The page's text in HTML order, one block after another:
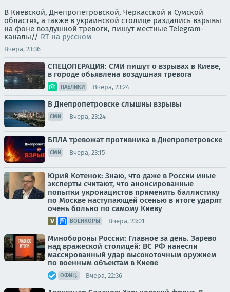
В Киевской, Днепропетровской, Черкасской и Сумской
областях, а также в украинской столице раздались взрывы
на фоне воздушной тревоги, пишут местные Telegram-
каналы// RT на русском
Вчера, 23:36
СПЕЦОПЕРАЦИЯ: СМИ пишут о взрывах в Киеве,
в городе обьявлена воздушная тревога
ПАБЛИКИ Вчера, 23:24
В Днепропетровске слышны взрывы
СМИ Вчера, 23:24
БПЛА тревожат противника в Днепропетровске
СМИ Вчера, 23:15
Юрий Котенок: Знаю, что даже в России иные
эксперты считают, что анонсированные
попытки укронацистов применить баллистику
по Москве наступающей осенью в итоге ударят
очень больно по самому Киеву
ВОЕНКОРЫ Вчера, 23:01
Минобороны России: Главное за день. Зарево
над вражеской столицей: ВС РФ нанесли
массированный удар высокоточным оружием
по военным объектам в Киеве
ОФИЦ. Вчера, 22:36